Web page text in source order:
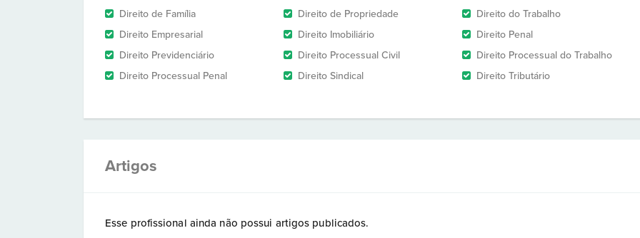
Direito de Família
Direito de Propriedade
Direito do Trabalho
Direito Empresarial
Direito Imobiliário
Direito Penal
Direito Previdenciário
Direito Processual Civil
Direito Processual do Trabalho
Direito Processual Penal
Direito Sindical Direito Tributário
Artigos
Esse profissional ainda não possui artigos publicados.